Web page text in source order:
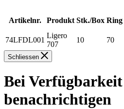
Artikelnr. Produkt Stk./Box Ring
74LFDL001
Ligero
707
10 70
Schliessen
Bei Verfügbarkeit
benachrichtigen